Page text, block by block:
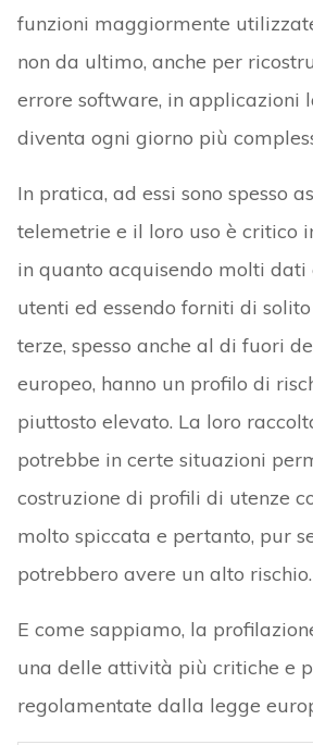
funzioni maggiormente
non da ultimo, anche per
errore software, in applicazioni
diventa ogni giorno più
In pratica, ad essi sono spesso
telemetrie e il loro uso è critico
in quanto acquisendo molti
utenti ed essendo forniti di
terze, spesso anche al di fuori
europeo, hanno un profilo di
piuttosto elevato. La loro
potrebbe in certe situazioni
costruzione di profili di utenze
molto spiccata e pertanto, pur
potrebbero avere un alto rischio.
E come sappiamo, la
una delle attività più critiche e
regolamentate dalla legge